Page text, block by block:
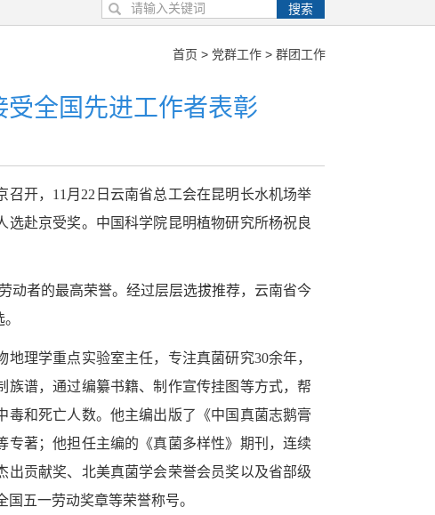
搜索
首页 > 党群工作> 群团工作
全国先进工作者表彰
开， 11 月 22 日云南省总工会在昆明长水机场举
选赴京受奖。中国科学院昆明植物研究所杨祝良
动者的最高荣誉。经过层层选拔推荐，云南省今
理学重点实验室主任，专注真菌研究30余年，
族谱，通过编纂书籍、制作宣传挂图等方式，帮
和死亡人数。他主编出版了《中国真菌志鹅膏
著；他担任主编的《真菌多样性》期刊，连续
出贡献奖、北美真菌学会荣誉会员奖以及省部级
国五一劳动奖章等荣誉称号。